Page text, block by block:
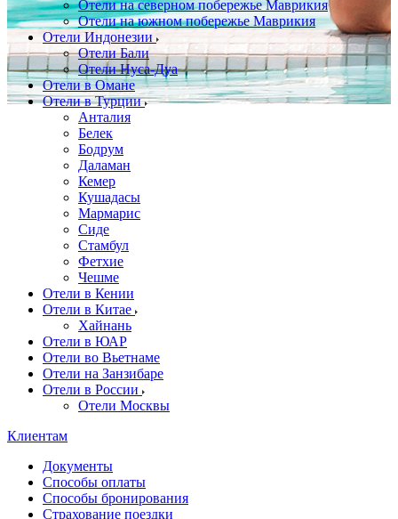
Отели на северном побережье Маврикия
Отели на южном побережье Маврикия
Отели Индонезии
Отели Бали
Отели Нуса-Дуа
Отели в Омане
Отели в Турции
Анталия
Белек
Бодрум
Даламан
Кемер
Кушадасы
Мармарис
Сиде
Стамбул
Фетхие
Чешме
Отели в Кении
Отели в Китае
Хайнань
Отели в ЮАР
Отели во Вьетнаме
Отели на Занзибаре
Отели в России
Отели Москвы
Клиентам
Документы
Способы оплаты
Способы бронирования
Страхование поездки